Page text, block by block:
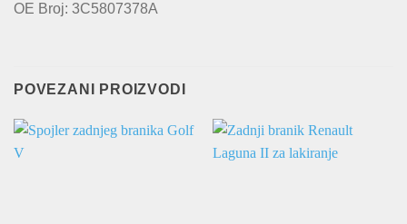
OE Broj: 3C5807378A
POVEZANI PROIZVODI